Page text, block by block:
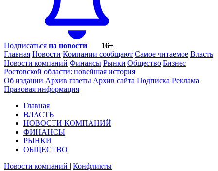
Подписаться на новости
16+
Главная Новости Компании сообщают Самое читаемое Власть
Новости компаний Финансы Рынки Общество Бизнес
Ростовской области: новейшая история
Об издании Архив газеты Архив сайта Подписка Реклама
Правовая информация
Главная
ВЛАСТЬ
НОВОСТИ КОМПАНИЙ
ФИНАНСЫ
РЫНКИ
ОБЩЕСТВО
Новости компаний | Конфликты